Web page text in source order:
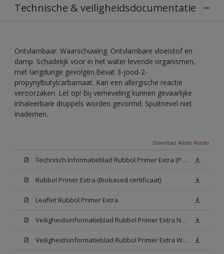
Technische & veiligheidsdocumentatie
Ontvlambaar. Waarschuwing. Ontvlambare vloeistof en
damp. Schadelijk voor in het water levende organismen,
met langdurige gevolgen.Bevat 3-jood-2-
propynylbutylcarbamaat. Kan een allergische reactie
veroorzaken. Let op! Bij verneveling kunnen gevaarlijke
inhaleerbare druppels worden gevormd. Spuitnevel niet
inademen.
Download Adobe Reader
Technisch Informatieblad Rubbol Primer Extra (PDF)
Rubbol Primer Extra (Biobased certificaat)
Leaflet Rubbol Primer Extra
Veiligheidsinformatieblad Rubbol Primer Extra N00 (MSDS)
Veiligheidsinformatieblad Rubbol Primer Extra White W05 (MSDS)